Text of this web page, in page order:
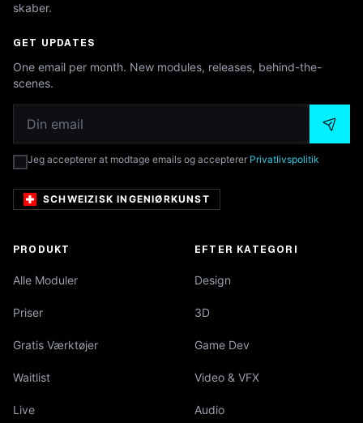
skaber.
GET UPDATES
One email per month. New modules, releases, behind-the-
scenes.
Jeg accepterer at modtage emails og accepterer Privatlivspolitik
SCHWEIZISK INGENIØRKUNST
PRODUKT
Alle Moduler
Priser
Gratis Værktøjer
Waitlist
Live
EFTER KATEGORI
Design
3D
Game Dev
Video & VFX
Audio